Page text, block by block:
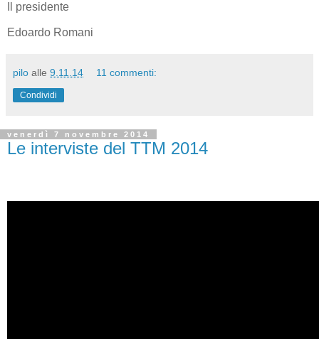
Il presidente
Edoardo Romani
pilo alle 9.11.14 11 commenti:
Condividi
venerdì 7 novembre 2014
Le interviste del TTM 2014